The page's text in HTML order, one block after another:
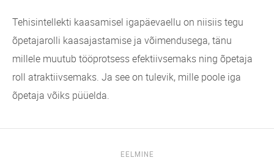
Tehisintellekti kaasamisel igapäevaellu on niisiis tegu
õpetajarolli kaasajastamise ja võimendusega, tänu
millele muutub tööprotsess efektiivsemaks ning õpetaja
roll atraktiivsemaks. Ja see on tulevik, mille poole iga
õpetaja võiks püüelda.
EELMINE